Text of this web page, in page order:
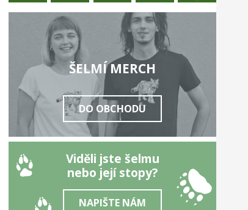
ŠELMÍ MERCH
DO OBCHODU
Viděli jste šelmu
nebo její stopy?
NAPIŠTE NÁM